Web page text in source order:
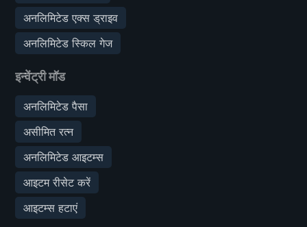
अनलिमिटेड एक्स ड्राइव
अनलिमिटेड स्किल गेज
इन्वेंट्री मॉड
अनलिमिटेड पैसा
असीमित रत्न
अनलिमिटेड आइटम्स
आइटम रीसेट करें
आइटम्स हटाएं